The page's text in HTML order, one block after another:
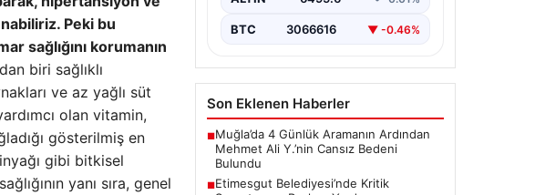
Peki bu
sağlığını korumanın
biri sağlıklı
ve az yağlı süt
olan vitamin,
gösterilmiş en
gibi bitkisel
yanı sıra, genel
Ankara’da Etimesgut Belediyesi’ne
soruşturmanın detayları gün
BTC 3066616 ▼ -0.46%
Son Eklenen Haberler
■Muğla’da 4 Günlük Aramanın Ardından
Mehmet Ali Y.’nin Cansız Bedeni
Bulundu
■Etimesgut Belediyesi’nde Kritik